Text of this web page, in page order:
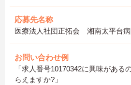
応募先名称
医療法人社団正拓会 湘南太平台
お問い合わせ例
「求人番号10170342に興味がある
らえますか?」